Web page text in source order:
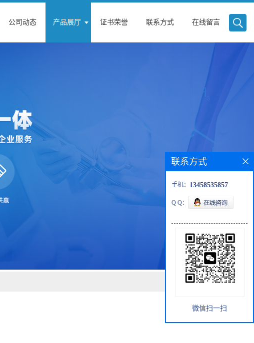
公司动态 产品展厅 证书荣誉 联系方式 在线留言
联系方式
手机： 13458535857
Q Q：
微信扫一扫